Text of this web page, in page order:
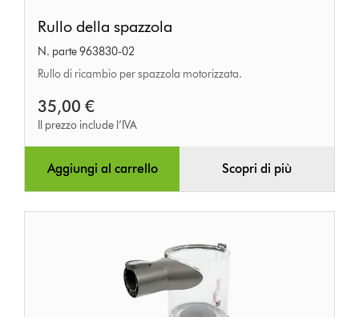
della
spazzola
Rullo della spazzola
N. parte 963830-02
Rullo di ricambio per spazzola motorizzata.
35,00 €
Il prezzo include l’IVA
Aggiungi al carrello Scopri di più